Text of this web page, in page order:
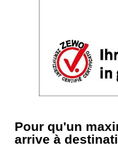
Pour qu'un
arrive à